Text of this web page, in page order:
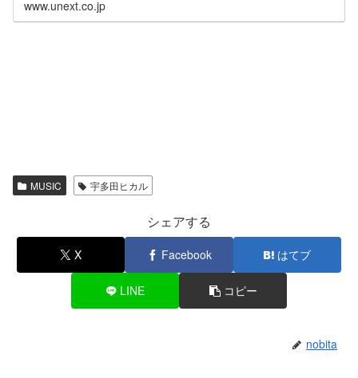
www.unext.co.jp
MUSIC 宇多田ヒカル
シェアする
X Facebook はてブ
LINE コピー
nobita